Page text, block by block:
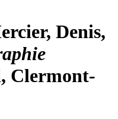
Denis,
Clermont-